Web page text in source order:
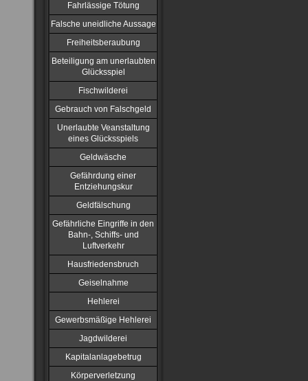
Fahrlässige Tötung
Falsche uneidliche Aussage
Freiheitsberaubung
Beteiligung am unerlaubten
Glücksspiel
Fischwilderei
Gebrauch von Falschgeld
Unerlaubte Veanstaltung
eines Glücksspiels
Geldwäsche
Gefährdung einer
Entziehungskur
Geldfälschung
Gefährliche Eingriffe in den
Bahn-, Schiffs- und
Luftverkehr
Hausfriedensbruch
Geiselnahme
Hehlerei
Gewerbsmäßige Hehlerei
Jagdwilderei
Kapitalanlagebetrug
Körperverletzung